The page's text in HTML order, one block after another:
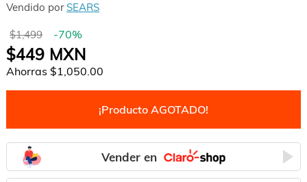
Vendido por SEARS
$1,499 -70%
$449MXN
Ahorras $1,050.00
¡Producto AGOTADO!
Vender en